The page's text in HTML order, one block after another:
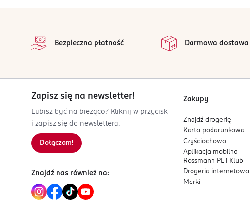
Kod EAN
Bezpieczna płatność Darmowa dostawa
Zapisz się na newsletter!
Lubisz być na bieżąco? Kliknij w przycisk
i zapisz się do newslettera.
Dołączam!
Znajdź nas również na:
Zakupy
Znajdź drogerię
Karta podarunkowa
Czyściochowo
Aplikacja mobilna
Rossmann PL i Klub
Drogeria internetowa
Marki